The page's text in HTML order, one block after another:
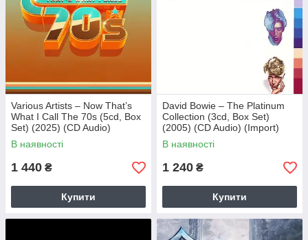
Various Artists – Now That’s
What I Call The 70s (5cd, Box
Set) (2025) (CD Audio)
(Import)
В наявності
1 440 ₴
Купити
David Bowie – The Platinum
Collection (3cd, Box Set)
(2005) (CD Audio) (Import)
В наявності
1 240 ₴
Купити